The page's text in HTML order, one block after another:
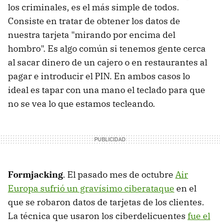
los criminales, es el más simple de todos.
Consiste en tratar de obtener los datos de
nuestra tarjeta "mirando por encima del
hombro". Es algo común si tenemos gente cerca
al sacar dinero de un cajero o en restaurantes al
pagar e introducir el PIN. En ambos casos lo
ideal es tapar con una mano el teclado para que
no se vea lo que estamos tecleando.
Formjacking. El pasado mes de octubre Air
Europa sufrió un gravísimo ciberataque en el
que se robaron datos de tarjetas de los clientes.
La técnica que usaron los ciberdelicuentes fue el